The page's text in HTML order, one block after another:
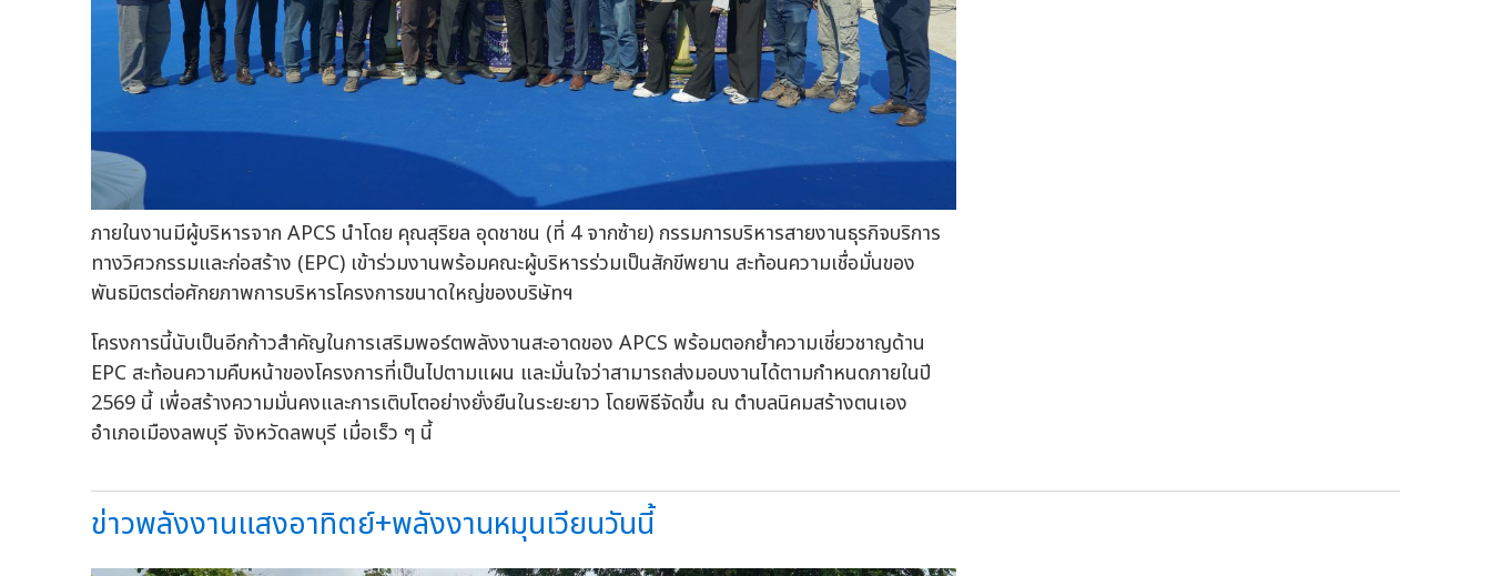
ภายในงานมีผู้บริหารจาก APCS นำโดย คุณสุริยล อุดชาชน (ที่ 4 จากซ้าย) กรรมการบริหารสายงานธุรกิจบริการ
ทางวิศวกรรมและก่อสร้าง (EPC) เข้าร่วมงานพร้อมคณะผู้บริหารร่วมเป็นสักขีพยาน สะท้อนความเชื่อมั่นของ
พันธมิตรต่อศักยภาพการบริหารโครงการขนาดใหญ่ของบริษัทฯ
โครงการนี้นับเป็นอีกก้าวสำคัญในการเสริมพอร์ตพลังงานสะอาดของ APCS พร้อมตอกย้ำความเชี่ยวชาญด้าน
EPC สะท้อนความคืบหน้าของโครงการที่เป็นไปตามแผน และมั่นใจว่าสามารถส่งมอบงานได้ตามกำหนดภายในปี
2569 นี้ เพื่อสร้างความมั่นคงและการเติบโตอย่างยั่งยืนในระยะยาว โดยพิธีจัดขึ้น ณ ตำบลนิคมสร้างตนเอง
อำเภอเมืองลพบุรี จังหวัดลพบุรี เมื่อเร็ว ๆ นี้
ข่าวพลังงานแสงอาทิตย์+พลังงานหมุนเวียนวันนี้